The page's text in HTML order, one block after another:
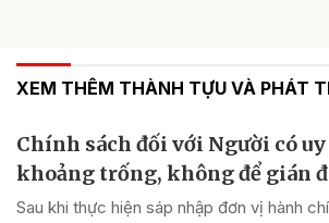
XEM THÊM THÀNH TỰU VÀ PHÁT
Chính sách đối với Người có
khoảng trống, không để gián
Sau khi thực hiện sáp nhập đơn vị hành